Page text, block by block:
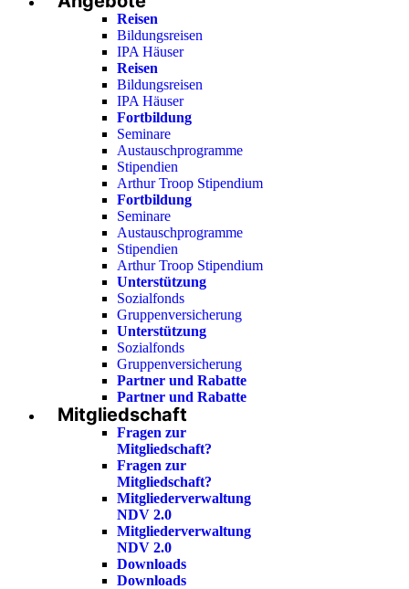
Reisen
Bildungsreisen
IPA Häuser
Reisen
Bildungsreisen
IPA Häuser
Fortbildung
Seminare
Austauschprogramme
Stipendien
Arthur Troop Stipendium
Fortbildung
Seminare
Austauschprogramme
Stipendien
Arthur Troop Stipendium
Unterstützung
Sozialfonds
Gruppenversicherung
Unterstützung
Sozialfonds
Gruppenversicherung
Partner und Rabatte
Partner und Rabatte
Mitgliedschaft
Fragen zur
Mitgliedschaft?
Fragen zur
Mitgliedschaft?
Mitgliederverwaltung
NDV 2.0
Mitgliederverwaltung
NDV 2.0
Downloads
Downloads